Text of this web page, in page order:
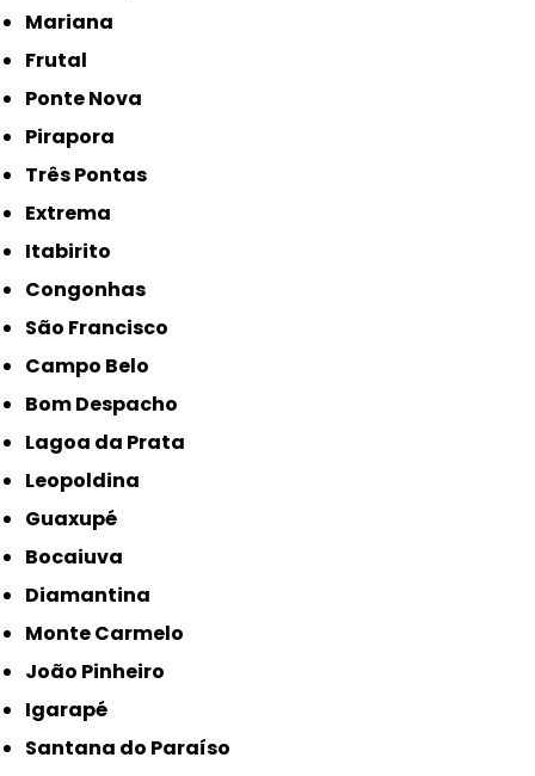
Mariana
Frutal
Ponte Nova
Pirapora
Três Pontas
Extrema
Itabirito
Congonhas
São Francisco
Campo Belo
Bom Despacho
Lagoa da Prata
Leopoldina
Guaxupé
Bocaiuva
Diamantina
Monte Carmelo
João Pinheiro
Igarapé
Santana do Paraíso